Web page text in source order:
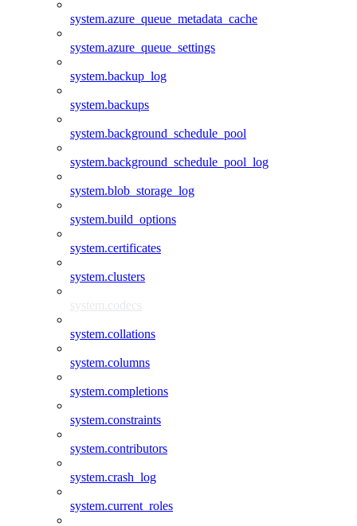
system.azure_queue_metadata_cache
system.azure_queue_settings
system.backup_log
system.backups
system.background_schedule_pool
system.background_schedule_pool_log
system.blob_storage_log
system.build_options
system.certificates
system.clusters
system.codecs
system.collations
system.columns
system.completions
system.constraints
system.contributors
system.crash_log
system.current_roles